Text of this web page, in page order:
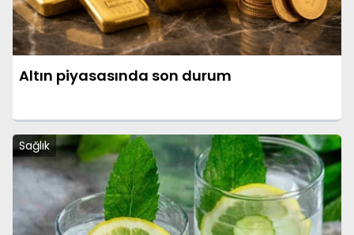
Altın piyasasında son durum
Sağlık